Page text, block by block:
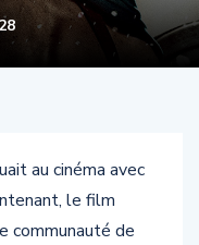
au cinéma avec
le film
communauté de